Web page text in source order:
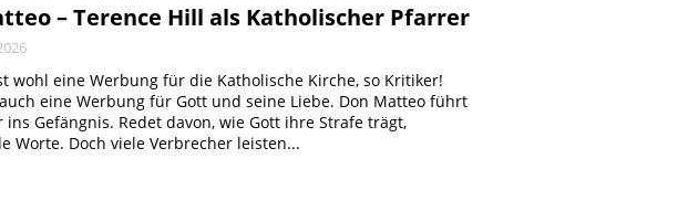
– Terence Hill als Katholischer Pfarrer
wohl eine Werbung für die Katholische Kirche, so Kritiker!
eine Werbung für Gott und seine Liebe. Don Matteo führt
ins Gefängnis. Redet davon, wie Gott ihre Strafe trägt,
Worte. Doch viele Verbrecher leisten...